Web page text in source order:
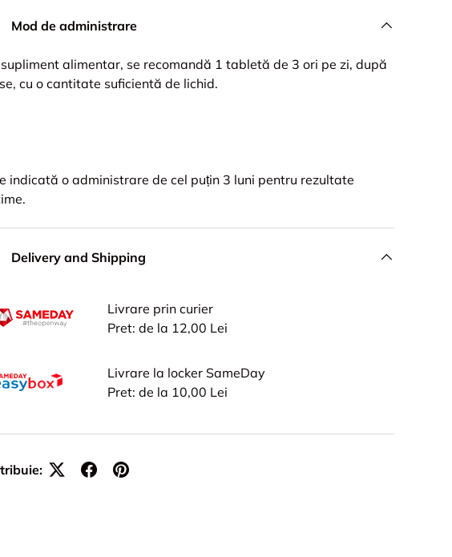
Mod de administrare
alimentar, se recomandă 1 tabletă de 3 ori pe zi, după
cu o cantitate suficientă de lichid.
indicată o administrare de cel puțin 3 luni pentru rezultate
Delivery and Shipping
Livrare prin curier
Pret: de la 12,00 Lei
Livrare la locker SameDay
Pret: de la 10,00 Lei